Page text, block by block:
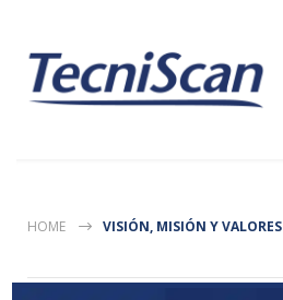
HOME VISIÓN, MISIÓN Y VALORES